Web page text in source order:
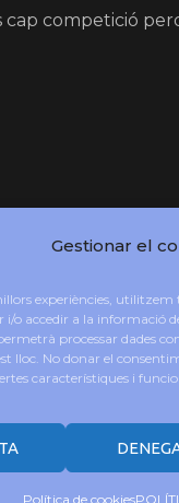
Gestionar el
experiències, utilitzem
o accedir a la informació
processar dades
lloc. No donar el
característiques i
Política de cookies
cap competició
No vaig
by Creativ